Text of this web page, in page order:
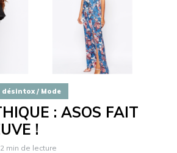
/ Mode
: ASOS FAIT
!
2 min de lecture